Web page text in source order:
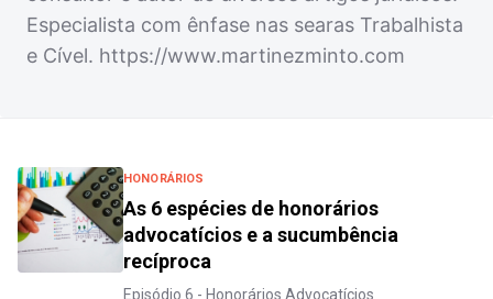
Especialista com ênfase nas searas Trabalhista
e Cível. https://www.martinezminto.com
HONORÁRIOS
As 6 espécies de honorários
advocatícios e a sucumbência
recíproca
Episódio 6 - Honorários Advocatícios